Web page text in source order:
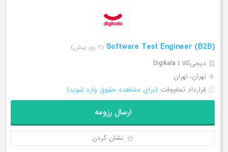
Software Test Engineer (B2B) (۲ روز پیش)
دیجی‌‌کالا | Digikala
تهران، تهران
قرارداد تمام‌وقت (برای مشاهده حقوق وارد شوید)
ارسال رزومه
نشان کردن